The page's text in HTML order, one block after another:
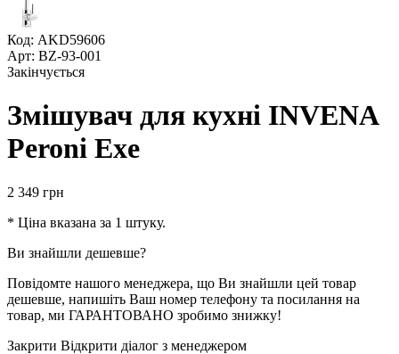
Код: AKD59606
Арт: BZ-93-001
Закінчується
Змішувач для кухні INVENA
Peroni Exe
2 349 грн
* Ціна вказана за 1 штуку.
Ви знайшли дешевше?
Повідомте нашого менеджера, що Ви знайшли цей товар
дешевше, напишіть Ваш номер телефону та посилання на
товар, ми ГАРАНТОВАНО зробимо знижку!
Закрити Відкрити діалог з менеджером